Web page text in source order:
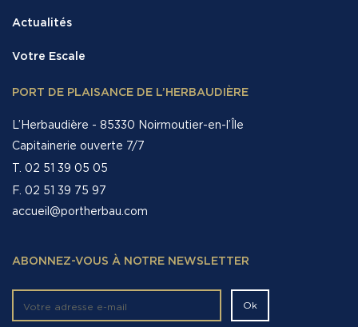
Actualités
Votre Escale
PORT DE PLAISANCE DE L’HERBAUDIÈRE
L’Herbaudière - 85330 Noirmoutier-en-l’Île
Capitainerie ouverte 7/7
T. 02 51 39 05 05
F. 02 51 39 75 97
accueil@portherbau.com
ABONNEZ-VOUS À NOTRE NEWSLETTER